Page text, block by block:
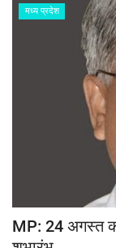
Breaking News
विदेश
मध्य प्रदेश
MP: 24 अगस्त